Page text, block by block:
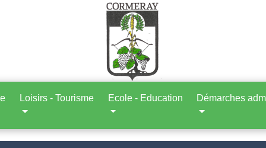
Loisirs - Tourisme Ecole - Education Démarches